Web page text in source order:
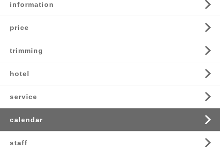
information
price
trimming
hotel
service
calendar
staff